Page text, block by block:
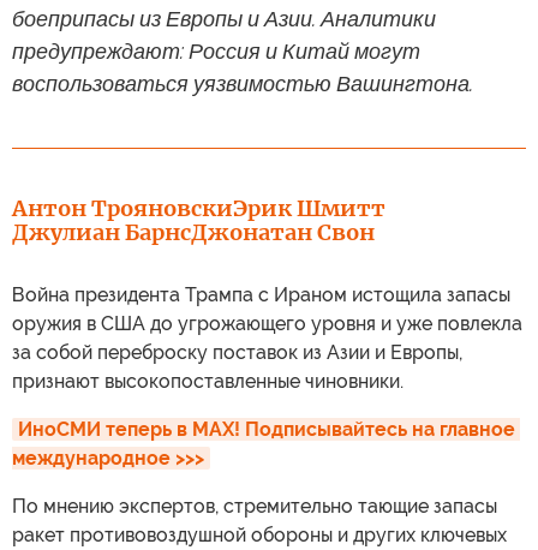
боеприпасы из Европы и Азии. Аналитики
предупреждают: Россия и Китай могут
воспользоваться уязвимостью Вашингтона.
Антон ТрояновскиЭрик Шмитт
Джулиан БарнсДжонатан Свон
Война президента Трампа с Ираном истощила запасы
оружия в США до угрожающего уровня и уже повлекла
за собой переброску поставок из Азии и Европы,
признают высокопоставленные чиновники.
ИноСМИ теперь в MAX! Подписывайтесь на главное
международное >>>
По мнению экспертов, стремительно тающие запасы
ракет противовоздушной обороны и других ключевых